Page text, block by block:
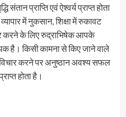
प्राप्ति एवं ऐश्वर्य प्राप्त होता
में नुकसान, शिक्षा में रुकावट
करने के लिए रुद्राभिषेक आपके
है। किसी कामना से किए जाने वाले
करने पर अनुष्ठान अवश्य सफल
होता है।